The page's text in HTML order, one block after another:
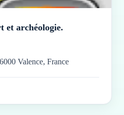
et archéologie.
Valence, France